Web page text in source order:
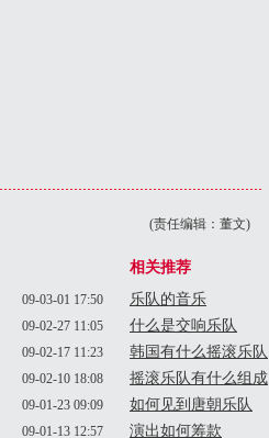
(责任编辑：董文)
09-03-01 17:50
09-02-27 11:05
09-02-17 11:23
09-02-10 18:08
09-01-23 09:09
09-01-13 12:57
相关推荐
乐队的音乐
什么是交响乐队
韩国有什么摇滚乐队
摇滚乐队有什么组成
如何见到唐朝乐队
演出如何筹款